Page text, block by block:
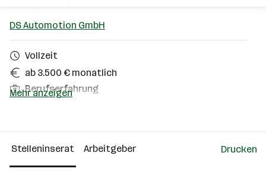
DS Automotion GmbH
Vollzeit
ab 3.500 € monatlich
Berufserfahrung
Mehr anzeigen
Stelleninserat Arbeitgeber Drucken